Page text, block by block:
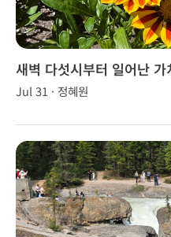
새벽 다섯시부터 일어난
Jul 31 · 정혜원